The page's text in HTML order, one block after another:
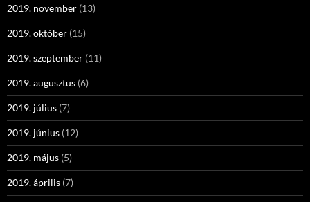
2019. november (13)
2019. október (15)
2019. szeptember (11)
2019. augusztus (6)
2019. július (7)
2019. június (12)
2019. május (5)
2019. április (7)